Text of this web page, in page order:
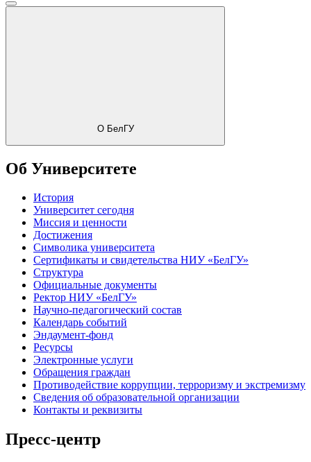
О БелГУ
Об Университете
История
Университет сегодня
Миссия и ценности
Достижения
Символика университета
Сертификаты и свидетельства НИУ «БелГУ»
Структура
Официальные документы
Ректор НИУ «БелГУ»
Научно-педагогический состав
Календарь событий
Эндаумент-фонд
Ресурсы
Электронные услуги
Обращения граждан
Противодействие коррупции, терроризму и экстремизму
Сведения об образовательной организации
Контакты и реквизиты
Пресс-центр